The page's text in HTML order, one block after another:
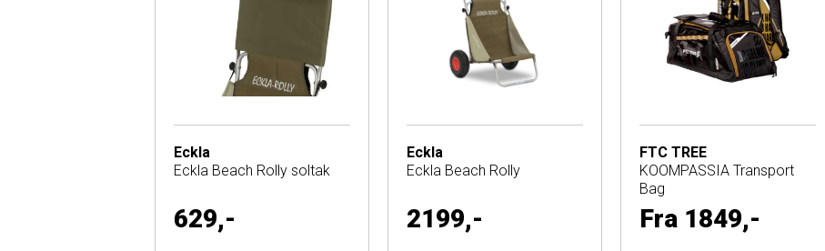
Eckla
Eckla Beach Rolly soltak
629,-
Eckla
Eckla Beach Rolly
2199,-
FTC TREE
KOOMPASSIA Transport
Bag
Fra 1849,-